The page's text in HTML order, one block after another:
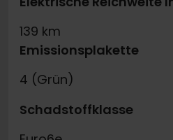
139 km
Emissionsplakette
4 (Grün)
Schadstoffklasse